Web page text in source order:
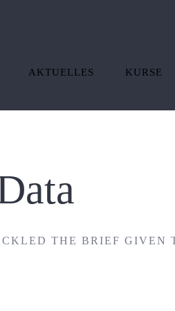
AKTUELLES KURSE
THE BRIEF GIVEN